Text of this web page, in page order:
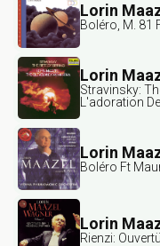
Lorin
Boléro, M. 81
Lorin
Stravinsky:
L'adoration
Lorin
Boléro Ft
Lorin
Rienzi: